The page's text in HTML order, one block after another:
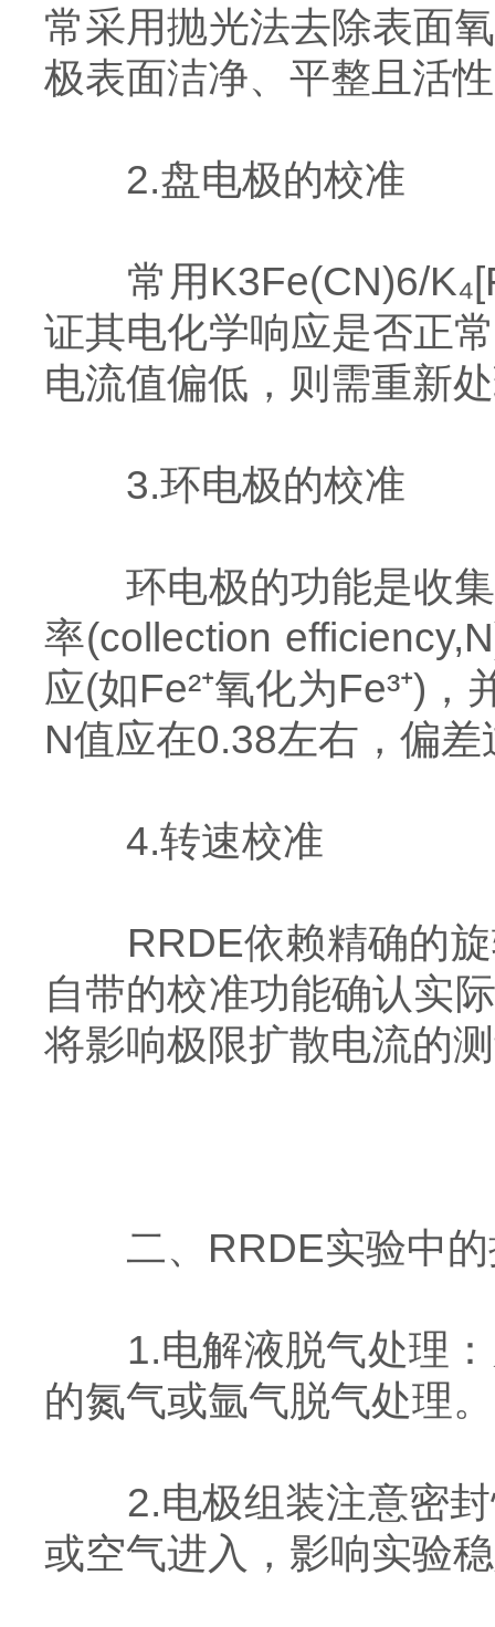
常采用抛光法去除表面
极表面洁净、平整且活
2.盘电极的校准
常用K3Fe(CN)6/
证其电化学响应是否正
电流值偏低，则需重新
3.环电极的校准
环电极的功能是收集
率(collection
应(如Fe²⁺氧化为Fe³⁺)
N值应在0.38左右，偏
4.转速校准
RRDE依赖精确的旋
自带的校准功能确认实
将影响极限扩散电流的
二、RRDE实验中的
1.电解液脱气处理：
的氮气或氩气脱气处理。
2.电极组装注意密封
或空气进入，影响实验